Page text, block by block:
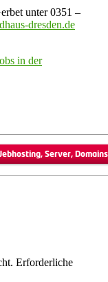
unter 0351 –
dresden.de
in der
Erforderliche